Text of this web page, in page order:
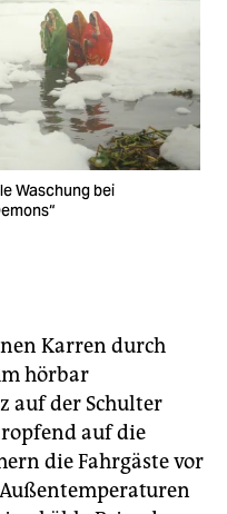
Waschung bei
Karren durch
hörbar
auf der Schulter
auf die
die Fahrgäste vor